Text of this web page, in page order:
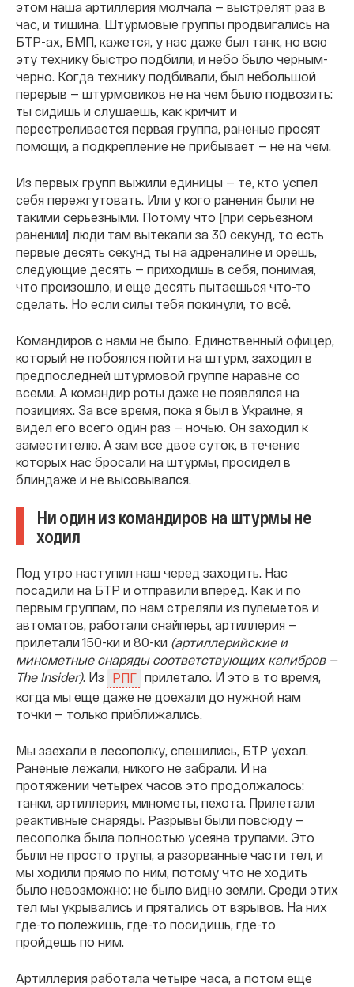
этом наша артиллерия молчала — выстрелят раз в
час, и тишина. Штурмовые группы продвигались на
БТР-ах, БМП, кажется, у нас даже был танк, но всю
эту технику быстро подбили, и небо было черным-
черно. Когда технику подбивали, был небольшой
перерыв — штурмовиков не на чем было подвозить:
ты сидишь и слушаешь, как кричит и
перестреливается первая группа, раненые просят
помощи, а подкрепление не прибывает — не на чем.
Из первых групп выжили единицы — те, кто успел
себя пережгутовать. Или у кого ранения были не
такими серьезными. Потому что [при серьезном
ранении] люди там вытекали за 30 секунд, то есть
первые десять секунд ты на адреналине и орешь,
следующие десять — приходишь в себя, понимая,
что произошло, и еще десять пытаешься что-то
сделать. Но если силы тебя покинули, то всё.
Командиров с нами не было. Единственный офицер,
который не побоялся пойти на штурм, заходил в
предпоследней штурмовой группе наравне со
всеми. А командир роты даже не появлялся на
позициях. За все время, пока я был в Украине, я
видел его всего один раз — ночью. Он заходил к
заместителю. А зам все двое суток, в течение
которых нас бросали на штурмы, просидел в
блиндаже и не высовывался.
Ни один из командиров на штурмы не
ходил
Под утро наступил наш черед заходить. Нас
посадили на БТР и отправили вперед. Как и по
первым группам, по нам стреляли из пулеметов и
автоматов, работали снайперы, артиллерия —
прилетали 150-ки и 80-ки (артиллерийские и
минометные снаряды соответствующих калибров —
The Insider). Из РПГ прилетало. И это в то время,
когда мы еще даже не доехали до нужной нам
точки — только приближались.
Мы заехали в лесополку, спешились, БТР уехал.
Раненые лежали, никого не забрали. И на
протяжении четырех часов это продолжалось:
танки, артиллерия, минометы, пехота. Прилетали
реактивные снаряды. Разрывы были повсюду —
лесополка была полностью усеяна трупами. Это
были не просто трупы, а разорванные части тел, и
мы ходили прямо по ним, потому что не ходить
было невозможно: не было видно земли. Среди этих
тел мы укрывались и прятались от взрывов. На них
где-то полежишь, где-то посидишь, где-то
пройдешь по ним.
Артиллерия работала четыре часа, а потом еще